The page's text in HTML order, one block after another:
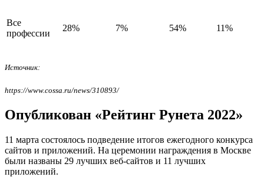
Все
профессии
28% 7% 54% 11%
Источник:
https://www.cossa.ru/news/310893/
Опубликован «Рейтинг Рунета 2022»
11 марта состоялось подведение итогов ежегодного конкурса
сайтов и приложений. На церемонии награждения в Москве
были названы 29 лучших веб-сайтов и 11 лучших
приложений.